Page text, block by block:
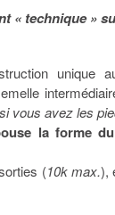
« technique »
unique
vous avez les
la forme
(10k max.),